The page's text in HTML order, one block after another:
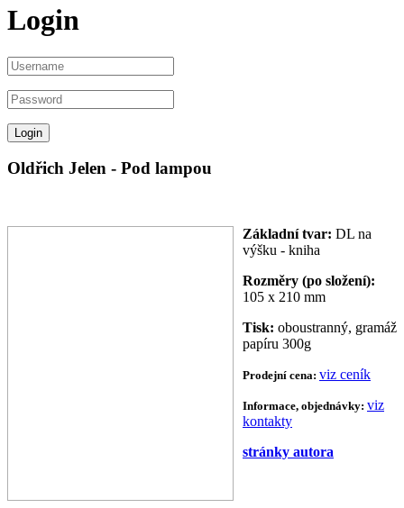
Login
Oldřich Jelen - Pod lampou
Základní tvar: DL na
výšku - kniha
Rozměry (po složení):
105 x 210 mm
Tisk: oboustranný, gramáž
papíru 300g
Prodejní cena: viz ceník
Informace, objednávky: viz
kontakty
stránky autora